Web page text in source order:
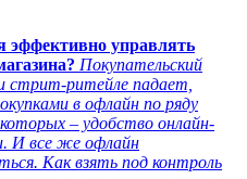
эффективно управлять
Покупательский
стрит-ритейле падает,
в офлайн по ряду
– удобство онлайн-
И все же офлайн
Как взять под контроль